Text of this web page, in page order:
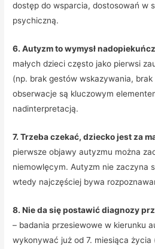
dostęp do wsparcia, dostosowań w
psychiczną.
6. Autyzm to wymysł
małych dzieci często jako pierwsi
(np. brak gestów wskazywania,
obserwacje są kluczowym
nadinterpretacją.
7. Trzeba czekać, dziecko jest za
pierwsze objawy autyzmu można
niemowlęcym. Autyzm nie zaczyna
wtedy najczęściej bywa
8. Nie da się postawić diagnozy
– badania przesiewowe w kierunku
wykonywać już od 7. miesiąca życia